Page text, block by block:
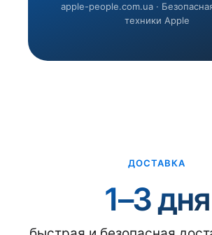
apple-people.com.ua ·
техники Apple
ДОСТАВКА
1–3 дня